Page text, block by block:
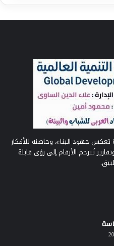
تعكس جهود البناء، وحاضنة للأفكار
تُترجم الأرقام إلى رؤى قابلة